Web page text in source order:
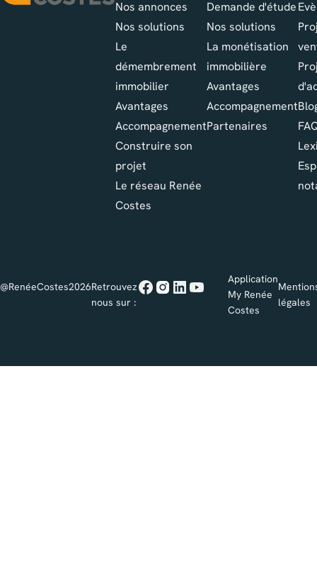
Nos annonces
Nos solutions
Le
démembrement
immobilier
Avantages
Accompagnement
Construire son
projet
Le réseau Renée
Costes
Demande d'étude
Nos solutions
La monétisation
immobilière
Avantages
Accompagnement
Partenaires
@RenéeCostes2026Retrouvez
nous sur :
Application
My Renée
Costes
légales